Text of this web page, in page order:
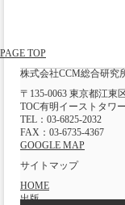
PAGE TOP
株式会社CCM総合研究
〒135-0063 東京都江東
TOC有明イーストタワ
TEL：03-6825-2032
FAX：03-6735-4367
GOOGLE MAP
サイトマップ
HOME
出版